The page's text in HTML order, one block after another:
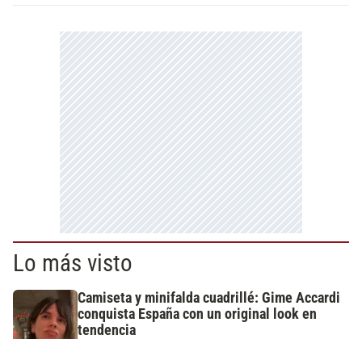
Lo más visto
Camiseta y minifalda cuadrillé: Gime Accardi
conquista España con un original look en
tendencia